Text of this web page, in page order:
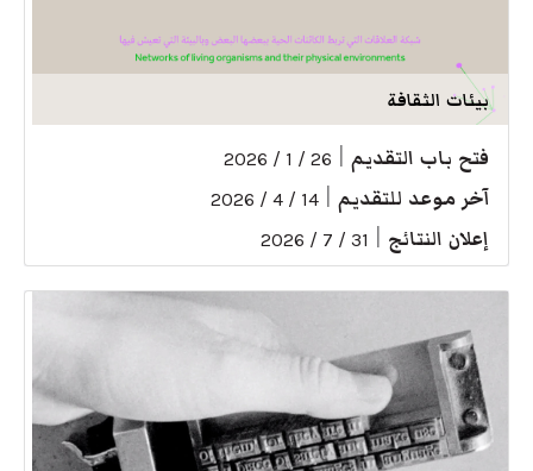
بيئات الثقافة
فتح باب التقديم 26 / 1 / 2026
آخر موعد للتقديم 14 / 4 / 2026
إعلان النتائج 31 / 7 / 2026